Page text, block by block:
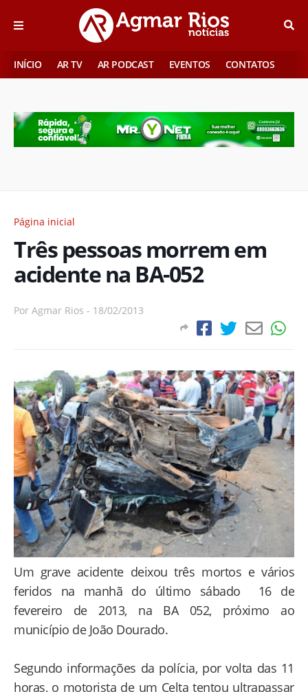
INÍCIO AR TV AR PODCAST EVENTOS CONTATOS
Página inicial
Três pessoas morrem em
acidente na BA-052
Por Agmar Rios - 18/02/2013
Um grave acidente deixou três mortos e vários
feridos na manhã do último sábado 16 de
fevereiro de 2013, na BA 052, próximo ao
município de João Dourado.
Segundo informações da polícia, por volta das 11
horas, o motorista de um Celta tentou ultrapassar